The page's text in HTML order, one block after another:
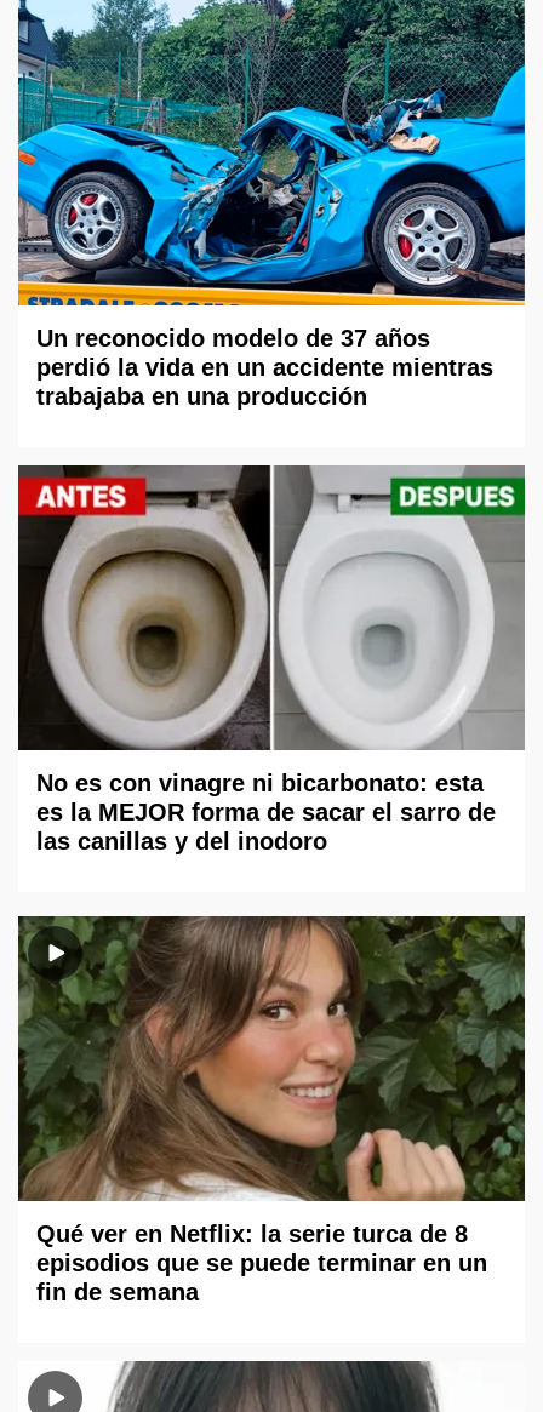
Un reconocido modelo de 37 años
perdió la vida en un accidente mientras
trabajaba en una producción
No es con vinagre ni bicarbonato: esta
es la MEJOR forma de sacar el sarro de
las canillas y del inodoro
Qué ver en Netflix: la serie turca de 8
episodios que se puede terminar en un
fin de semana